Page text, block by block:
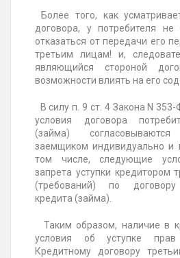
Более того, как
договора, у потребителя
отказаться от передачи его
третьим лицам! и,
являющийся стороной
возможности влиять на его
В силу п. 9 ст. 4 Закона N
условия договора
(займа)
заемщиком индивидуально и
том числе, следующие
запрета уступки кредитором
(требований) по договору
кредита (займа).
Таким образом, наличие в
условия об уступке
Кредитному договору